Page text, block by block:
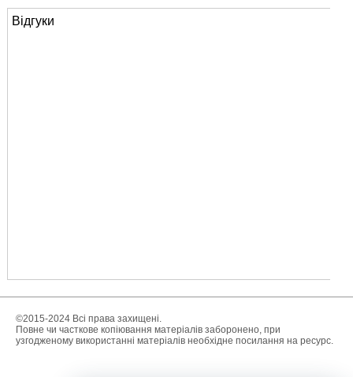
Відгуки
©2015-2024 Всі права захищені.
Повне чи часткове копіювання матеріалів заборонено, при
узгодженому використанні матеріалів необхідне посилання на ресурс.